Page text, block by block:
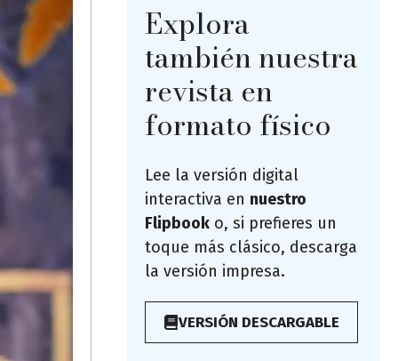
Explora
también nuestra
revista en
formato físico
Lee la versión digital
interactiva en nuestro
Flipbook o, si prefieres un
toque más clásico, descarga
la versión impresa.
VERSIÓN DESCARGABLE